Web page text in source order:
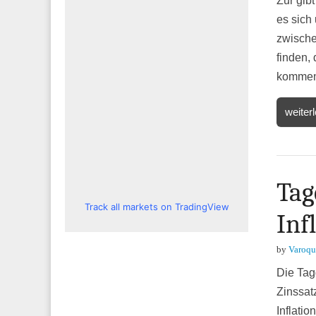
es sich
finden,
by
Die
Track all markets on TradingView